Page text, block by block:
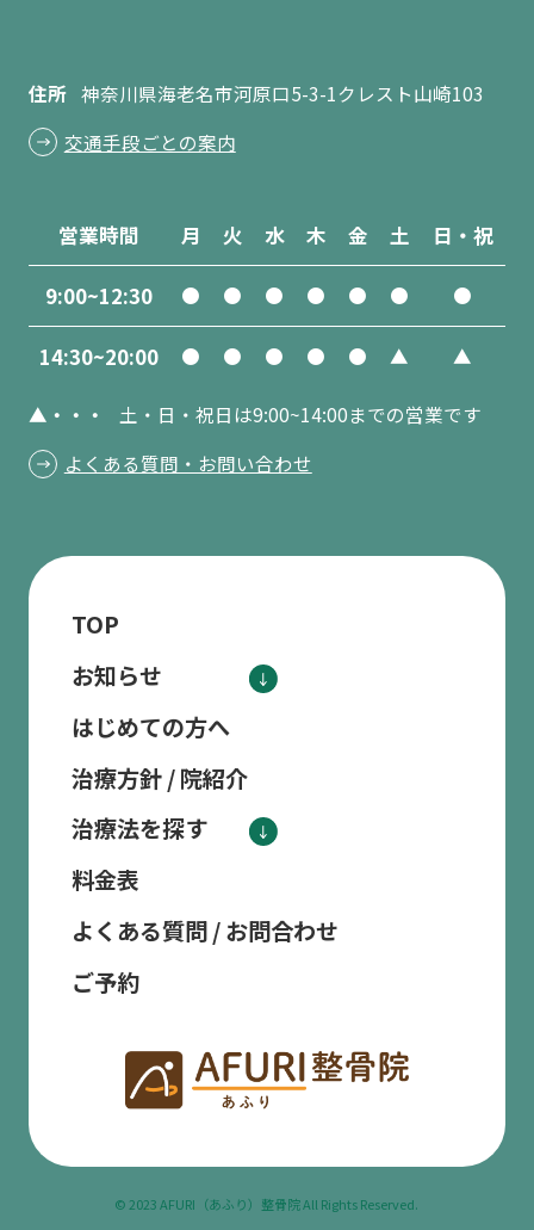
住所 神奈川県海老名市河原口5-3-1クレスト山崎103
交通手段ごとの案内
営業時間 月 火 水 木 金 土 日・祝
9:00~12:30 ● ● ● ● ● ● ●
14:30~20:00 ● ● ● ● ● ▲ ▲
▲・・・
土・日・祝日は9:00~14:00までの営業です
よくある質問・お問い合わせ
TOP
お知らせ
はじめての方へ
治療方針 / 院紹介
治療法を探す
料金表
よくある質問 / お問合わせ
ご予約
© 2023 AFURI（あふり）整骨院 All Rights Reserved.